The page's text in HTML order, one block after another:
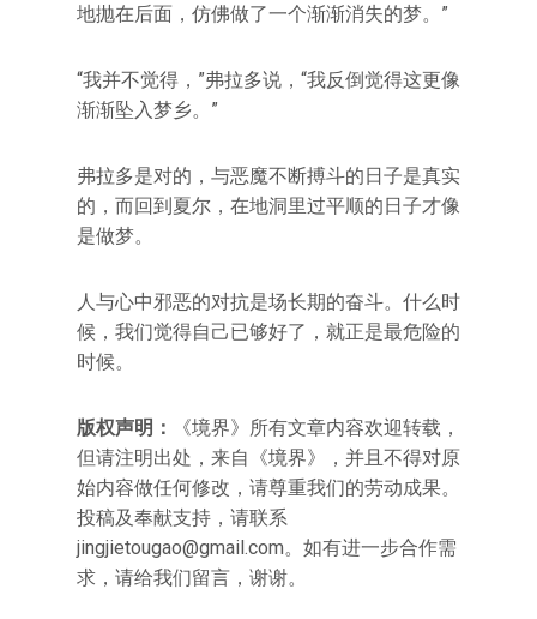
地抛在后面，仿佛做了一个渐渐消失的梦。”
“我并不觉得，”弗拉多说，“我反倒觉得这更像
渐渐坠入梦乡。”
弗拉多是对的，与恶魔不断搏斗的日子是真实
的，而回到夏尔，在地洞里过平顺的日子才像
是做梦。
人与心中邪恶的对抗是场长期的奋斗。什么时
候，我们觉得自己已够好了，就正是最危险的
时候。
版权声明：
《境界》所有文章内容欢迎转载，
但请注明出处，来自《境界》，并且不得对原
始内容做任何修改，请尊重我们的劳动成果。
投稿及奉献支持，请联系
jingjietougao@gmail.com。如有进一步合作需
求，请给我们留言，谢谢。